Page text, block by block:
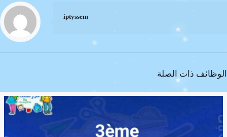
iptyssem
الوظائف ذات الصلة